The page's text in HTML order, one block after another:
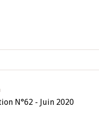
N°62 - Juin 2020